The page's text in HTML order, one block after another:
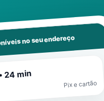
no seu endereço
24 min
Pix e cartão